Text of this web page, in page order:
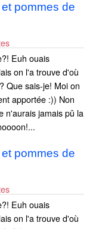
pommes de
Euh ouais
on l'a trouve d'où
Que sais-je! Moi on
apportée :)) Non
n'aurais jamais pû la
pommes de
Euh ouais
on l'a trouve d'où